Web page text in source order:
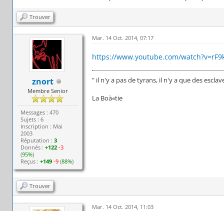
Trouver
znort
Membre Senior
Messages : 470
Sujets : 6
Inscription : Mai
2003
Réputation :3
Donnés :+122 -3
(95%)
Reçus :+149 -9 (88%)
Mar. 14 Oct. 2014, 07:17
https://www.youtube.com/
" il n'y a pas de tyrans, il n'y a que des
La Boà«tie
Trouver
Mar. 14 Oct. 2014, 11:03